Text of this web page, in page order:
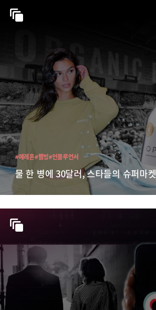
물 한 병에 30달러, 스타들의 슈퍼마켓
#에레혼#웰빙#인플루언서